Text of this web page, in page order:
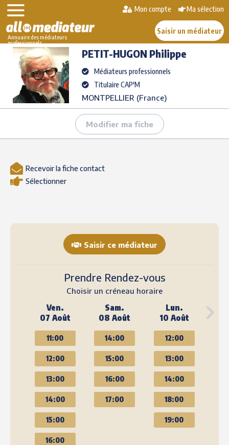
Skip
content
Annuaire des médiateurs
professionnels
Mon compte Ma sélection
Saisir un médiateur
AlloMediateur
Philippe
PETIT-HUGON Philippe
Médiateurs professionnels
Titulaire CAP'M
MONTPELLIER (France)
Modifier ma fiche
Recevoir la fiche contact
Sélectionner
Saisir ce médiateur
Prendre Rendez-vous
Choisir un créneau horaire
Ven.
07 Août
11:00
12:00
13:00
14:00
15:00
16:00
Sam.
08 Août
14:00
15:00
16:00
17:00
Lun.
10 Août
12:00
13:00
14:00
18:00
19:00